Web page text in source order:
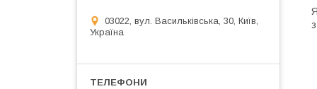
03022, вул. Васильківська, 30, Київ,
Україна